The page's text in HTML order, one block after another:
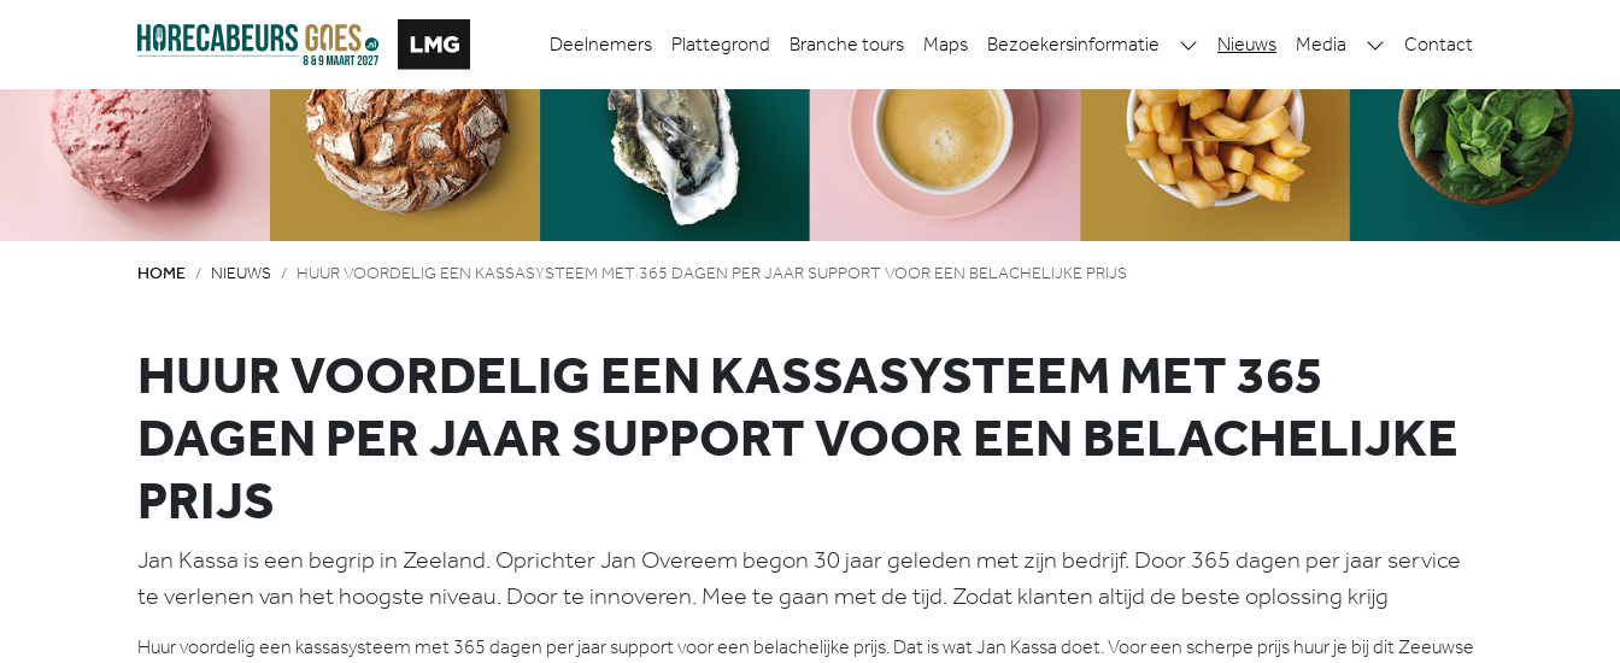
Deelnemers Plattegrond Branche tours Maps Bezoekersinformatie Nieuws Media Contact
HOME NIEUWS HUUR VOORDELIG EEN KASSASYSTEEM MET 365 DAGEN PER JAAR SUPPORT VOOR EEN BELACHELIJKE PRIJS
HUUR VOORDELIG EEN KASSASYSTEEM MET 365
DAGEN PER JAAR SUPPORT VOOR EEN BELACHELIJKE
PRIJS
Jan Kassa is een begrip in Zeeland. Oprichter Jan Overeem begon 30 jaar geleden met zijn bedrijf. Door 365 dagen per jaar service
te verlenen van het hoogste niveau. Door te innoveren. Mee te gaan met de tijd. Zodat klanten altijd de beste oplossing krijg
Huur voordelig een kassasysteem met 365 dagen per jaar support voor een belachelijke prijs. Dat is wat Jan Kassa doet. Voor een scherpe prijs huur je bij dit Zeeuwse